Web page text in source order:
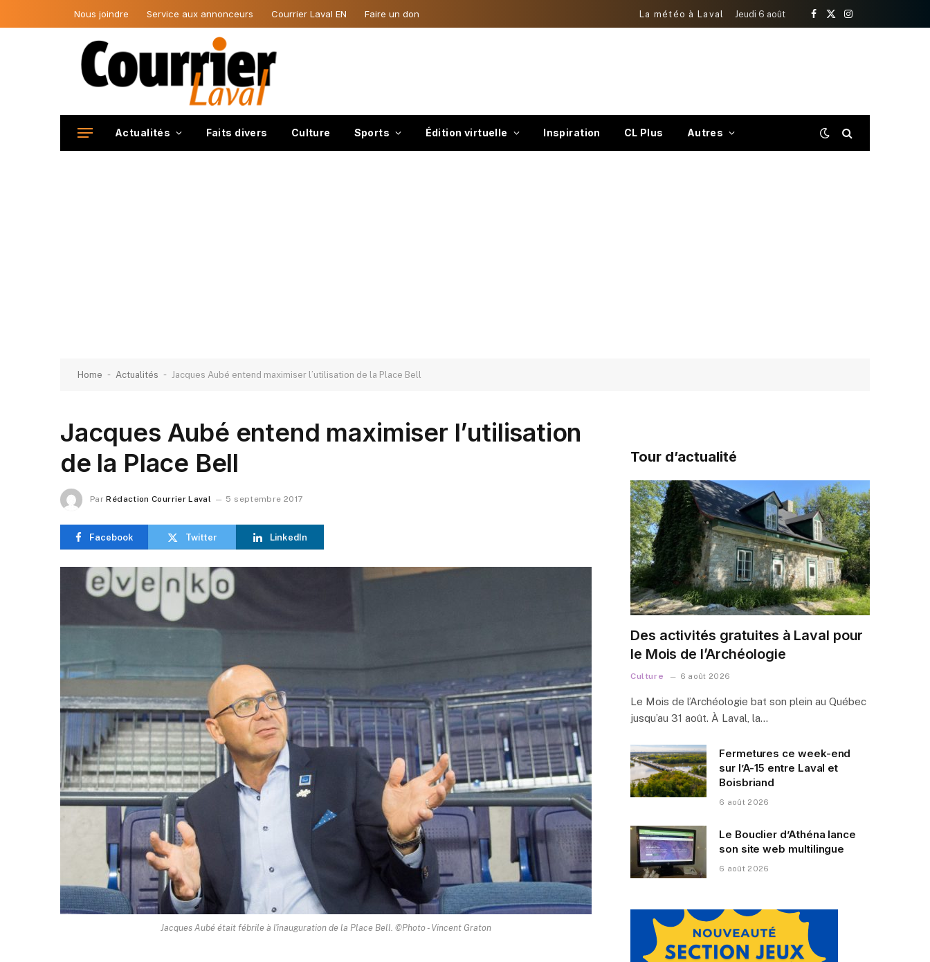
Nous joindre Service aux annonceurs Courrier Laval EN Faire un don La météo à Laval Jeudi 6 août
Facebook
X
Instagram
Actualités Faits divers Culture Sports Édition virtuelle Inspiration CL Plus Autres
Home - Actualités - Jacques Aubé entend maximiser l’utilisation de la Place Bell
Jacques Aubé entend maximiser l’utilisation
de la Place Bell
Par Rédaction Courrier Laval 5 septembre 2017
Facebook Twitter LinkedIn
Jacques Aubé était fébrile à l'inauguration de la Place Bell. ©Photo - Vincent Graton
Tour d’actualité
Des activités gratuites à Laval pour
le Mois de l’Archéologie
Culture 6 août 2026
Le Mois de l’Archéologie bat son plein au Québec
jusqu’au 31 août. À Laval, la…
Fermetures ce week-end
sur l’A-15 entre Laval et
Boisbriand
6 août 2026
Le Bouclier d’Athéna lance
son site web multilingue
6 août 2026